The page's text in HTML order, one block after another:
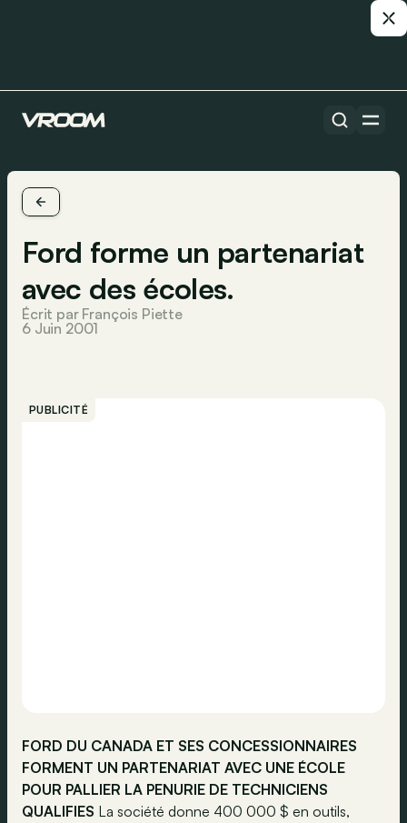
Ford forme un partenariat
avec des écoles.
Écrit par François Piette
6 Juin 2001
PUBLICITÉ
FORD DU CANADA ET SES CONCESSIONNAIRES
FORMENT UN PARTENARIAT AVEC UNE ÉCOLE
POUR PALLIER LA PENURIE DE TECHNICIENS
QUALIFIES La société donne 400 000 $ en outils,